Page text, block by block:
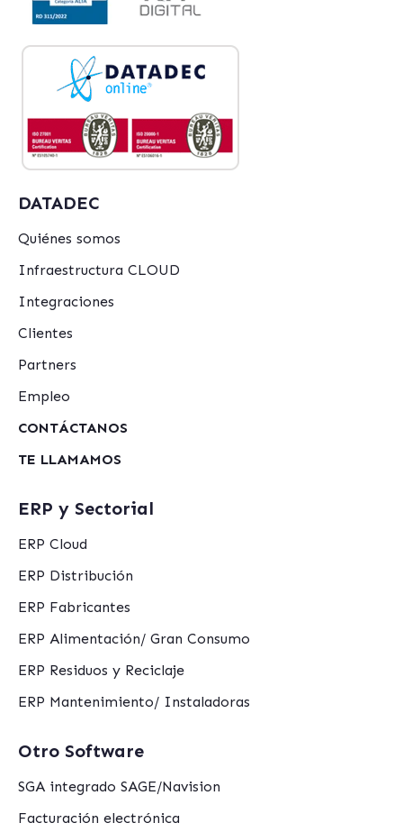
DATADEC
Quiénes somos
Infraestructura CLOUD
Integraciones
Clientes
Partners
Empleo
CONTÁCTANOS
TE LLAMAMOS
ERP y Sectorial
ERP Cloud
ERP Distribución
ERP Fabricantes
ERP Alimentación/ Gran Consumo
ERP Residuos y Reciclaje
ERP Mantenimiento/ Instaladoras
Otro Software
SGA integrado SAGE/Navision
Facturación electrónica